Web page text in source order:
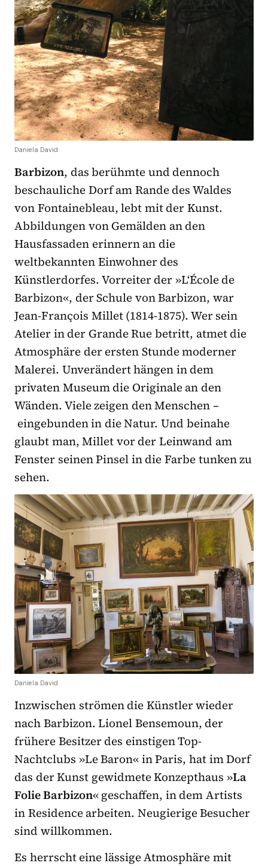
Daniela David
Barbizon, das berühmte und dennoch
beschauliche Dorf am Rande des Waldes
von Fontainebleau, lebt mit der Kunst.
Abbildungen von Gemälden an den
Hausfassaden erinnern an die
weltbekannten Einwohner des
Künstlerdorfes. Vorreiter der »L‘École de
Barbizon«, der Schule von Barbizon, war
Jean-François Millet (1814-1875). Wer sein
Atelier in der Grande Rue betritt, atmet die
Atmosphäre der ersten Stunde moderner
Malerei. Unverändert hängen in dem
privaten Museum die Originale an den
Wänden. Viele zeigen den Menschen –
eingebunden in die Natur. Und beinahe
glaubt man, Millet vor der Leinwand am
Fenster seinen Pinsel in die Farbe tunken zu
sehen.
Daniela David
Inzwischen strömen die Künstler wieder
nach Barbizon. Lionel Bensemoun, der
frühere Besitzer des einstigen Top-
Nachtclubs »Le Baron« in Paris, hat im Dorf
das der Kunst gewidmete Konzepthaus »La
Folie Barbizon« geschaffen, in dem Artists
in Residence arbeiten. Neugierige Besucher
sind willkommen.
Es herrscht eine lässige Atmosphäre mit